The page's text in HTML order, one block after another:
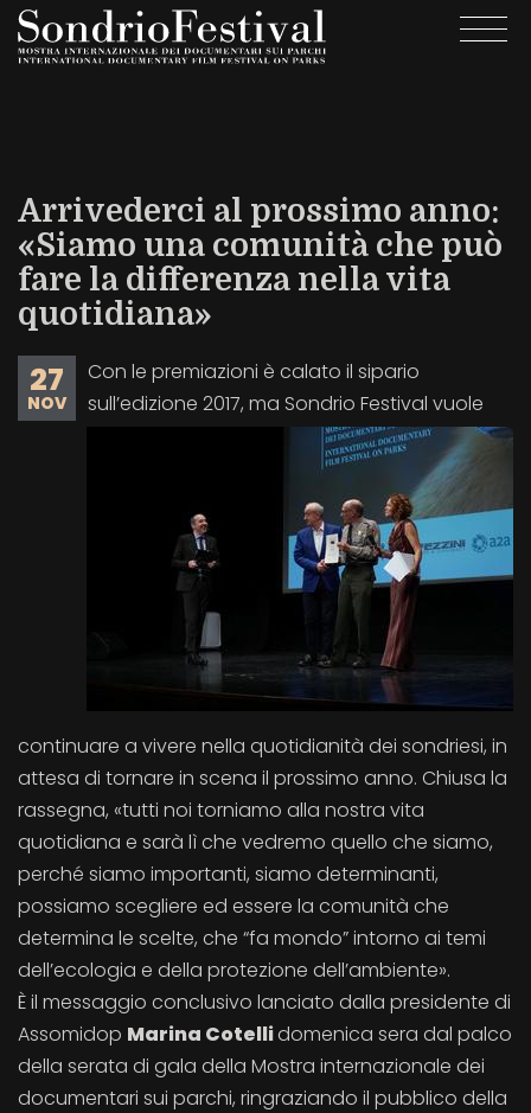
Salta
Arrivederci al prossimo anno:
«Siamo una comunità che può
fare la differenza nella vita
quotidiana»
27
NOV
Con le premiazioni è calato il sipario
sull’edizione 2017, ma Sondrio Festival vuole
continuare a vivere nella quotidianità dei sondriesi, in
attesa di tornare in scena il prossimo anno. Chiusa la
rassegna, «tutti noi torniamo alla nostra vita
quotidiana e sarà lì che vedremo quello che siamo,
perché siamo importanti, siamo determinanti,
possiamo scegliere ed essere la comunità che
determina le scelte, che “fa mondo” intorno ai temi
dell’ecologia e della protezione dell’ambiente».
È il messaggio conclusivo lanciato dalla presidente di
Assomidop Marina Cotellidomenica sera dal palco
della serata di gala della Mostra internazionale dei
documentari sui parchi, ringraziando il pubblico della